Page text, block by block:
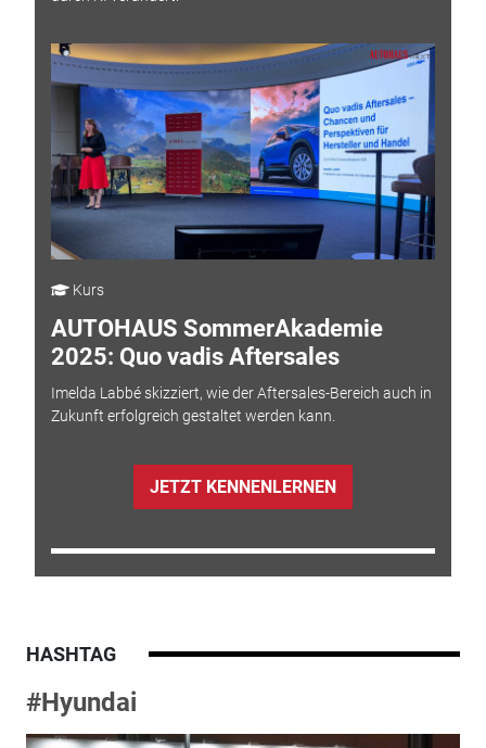
Kurs
AUTOHAUS SommerAkademie
2025: Quo vadis Aftersales
Imelda Labbé skizziert, wie der Aftersales-Bereich auch in
Zukunft erfolgreich gestaltet werden kann.
JETZT KENNENLERNEN
HASHTAG
#Hyundai